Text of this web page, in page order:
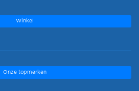
Winkel
Onze topmerken